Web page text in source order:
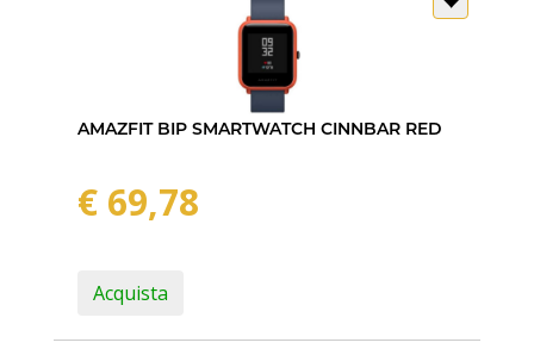
AMAZFIT BIP SMARTWATCH CINNBAR RED
€ 69,78
Acquista